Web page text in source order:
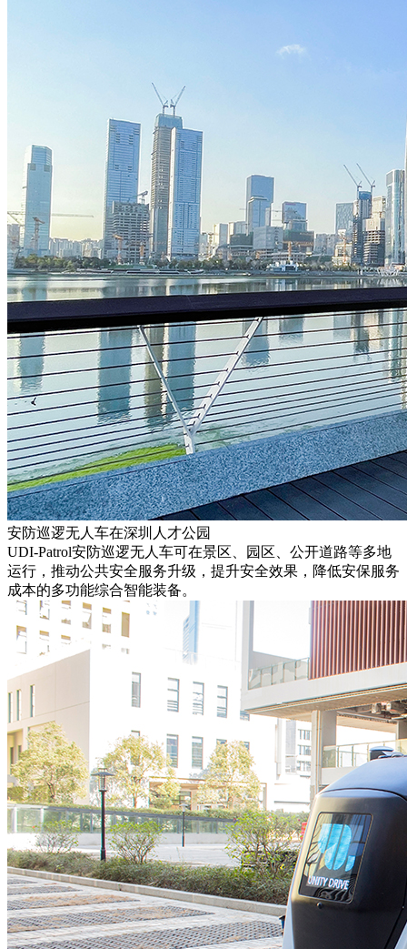
安防巡逻无人车在深圳人才公园
UDI-Patrol安防巡逻无人车可在景区、园区、公开道路等多地
运行，推动公共安全服务升级，提升安全效果，降低安保服务
成本的多功能综合智能装备。